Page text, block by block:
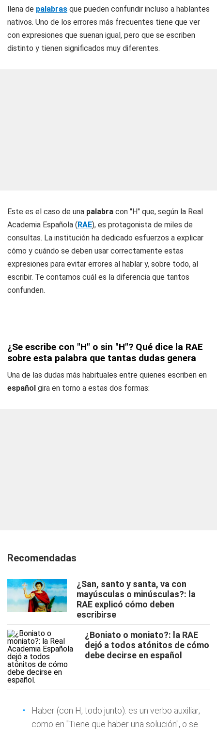
llena de palabras que pueden confundir incluso a hablantes
nativos. Uno de los errores más frecuentes tiene que ver
con expresiones que suenan igual, pero que se escriben
distinto y tienen significados muy diferentes.
Este es el caso de una palabra con "H" que, según la Real
Academia Española (RAE), es protagonista de miles de
consultas. La institución ha dedicado esfuerzos a explicar
cómo y cuándo se deben usar correctamente estas
expresiones para evitar errores al hablar y, sobre todo, al
escribir. Te contamos cuál es la diferencia que tantos
confunden.
¿Se escribe con "H" o sin "H"? Qué dice la RAE
sobre esta palabra que tantas dudas genera
Una de las dudas más habituales entre quienes escriben en
español gira en torno a estas dos formas:
Recomendadas
¿San, santo y santa, va con
mayúsculas o minúsculas?: la
RAE explicó cómo deben
escribirse
¿Boniato o moniato?: la RAE
dejó a todos atónitos de cómo
debe decirse en español
Haber (con H, todo junto): es un verbo auxiliar,
como en "Tiene que haber una solución", o se